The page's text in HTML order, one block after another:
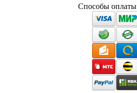
Способы оплаты